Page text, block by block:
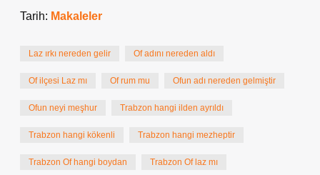
Tarih: Makaleler
Laz ırkı nereden gelir Of adını nereden aldı
Of ilçesi Laz mı Of rum mu Ofun adı nereden gelmiştir
Ofun neyi meşhur Trabzon hangi ilden ayrıldı
Trabzon hangi kökenli Trabzon hangi mezheptir
Trabzon Of hangi boydan Trabzon Of laz mı